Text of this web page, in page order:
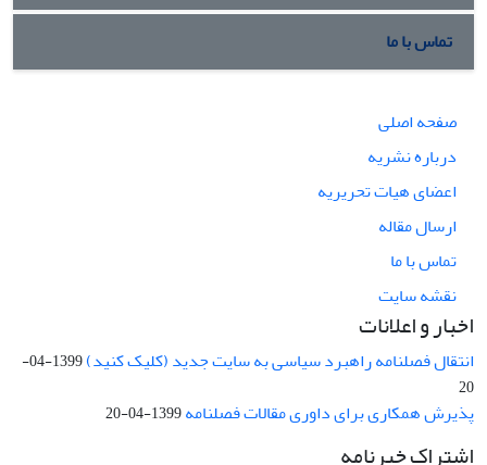
تماس با ما
صفحه اصلی
درباره نشریه
اعضای هیات تحریریه
ارسال مقاله
تماس با ما
نقشه سایت
اخبار و اعلانات
انتقال فصلنامه راهبرد سیاسی به سایت جدید (کلیک کنید)
1399-04-
20
پذیرش همکاری برای داوری مقالات فصلنامه1399-04-20
اشتراک خبرنامه